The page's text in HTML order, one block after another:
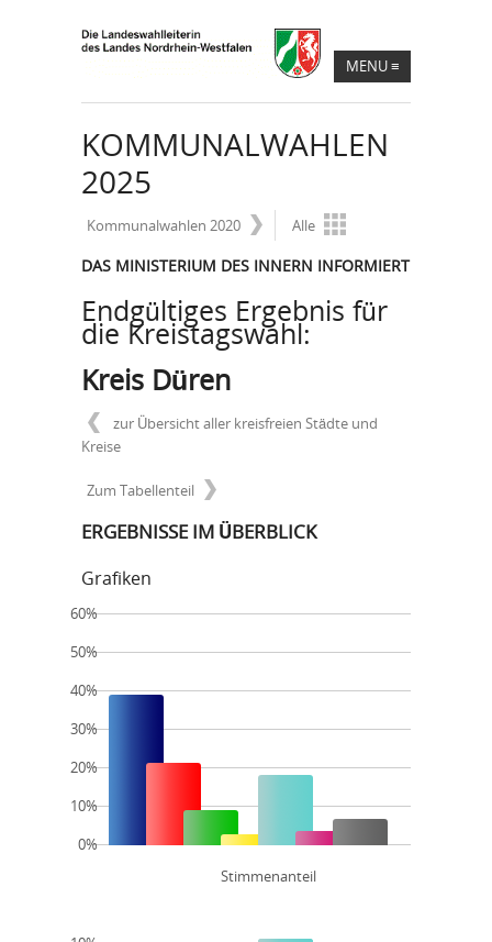
MENU≡
KOMMUNALWAHLEN
2025
Kommunalwahlen 2020 Alle
DAS MINISTERIUM DES INNERN INFORMIERT
Endgültiges Ergebnis für
die Kreistagswahl:
Kreis Düren
zur Übersicht aller kreisfreien Städte und
Kreise
Zum Tabellenteil
ERGEBNISSE IM ÜBERBLICK
Grafiken
Stimmenanteil
60%
50%
40%
30%
20%
10%
0%